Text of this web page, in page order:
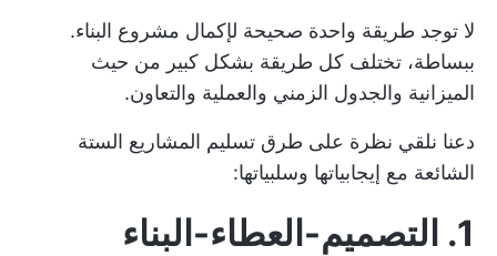
لا توجد طريقة واحدة صحيحة لإكمال مشروع البناء.
ببساطة، تختلف كل طريقة بشكل كبير من حيث
الميزانية والجدول الزمني والعملية والتعاون.
دعنا نلقي نظرة على طرق تسليم المشاريع الستة
الشائعة مع إيجابياتها وسلبياتها:
1. التصميم-العطاء-البناء